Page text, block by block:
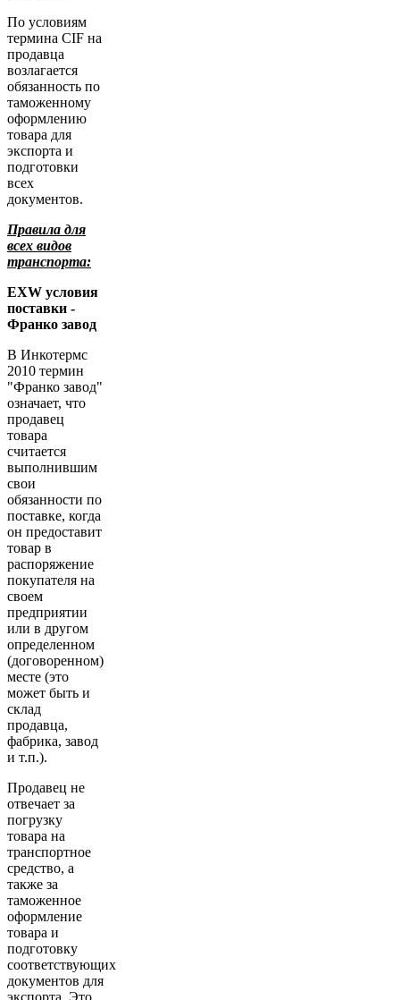
По условиям
термина CIF на
продавца
возлагается
обязанность по
таможенному
оформлению
товара для
экспорта и
подготовки
всех
документов.
Правила для
всех видов
транспорта:
EXW условия
поставки -
Франко завод
В Инкотермс
2010 термин
"Франко завод"
означает, что
продавец
товара
считается
выполнившим
свои
обязанности по
поставке, когда
он предоставит
товар в
распоряжение
покупателя на
своем
предприятии
или в другом
определенном
(договоренном)
месте (это
может быть и
склад
продавца,
фабрика, завод
и т.п.).
Продавец не
отвечает за
погрузку
товара на
транспортное
средство, а
также за
таможенное
оформление
товара и
подготовку
соответствующих
документов для
экспорта. Это